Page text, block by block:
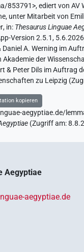
853791>,ediert von AV
, unter Mitarbeit von
, in: Thesaurus Linguae
Version 2.5.1,
A. Werning im
der
& Peter Dils im Auftrag
zu Leipzig
kopieren
aegyptiae.de/
(Zugriff am:
Aegyptiae
aegyptiae.de